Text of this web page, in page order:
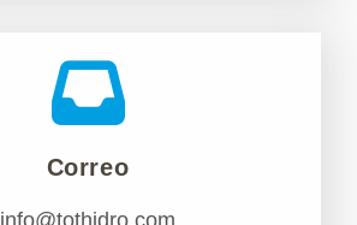
Correo
info@tothidro.com